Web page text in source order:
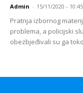
Admin - 15/11/2020 - 10:45
Pratnja izbornog
problema, a policijski
obezbjeđivali su ga